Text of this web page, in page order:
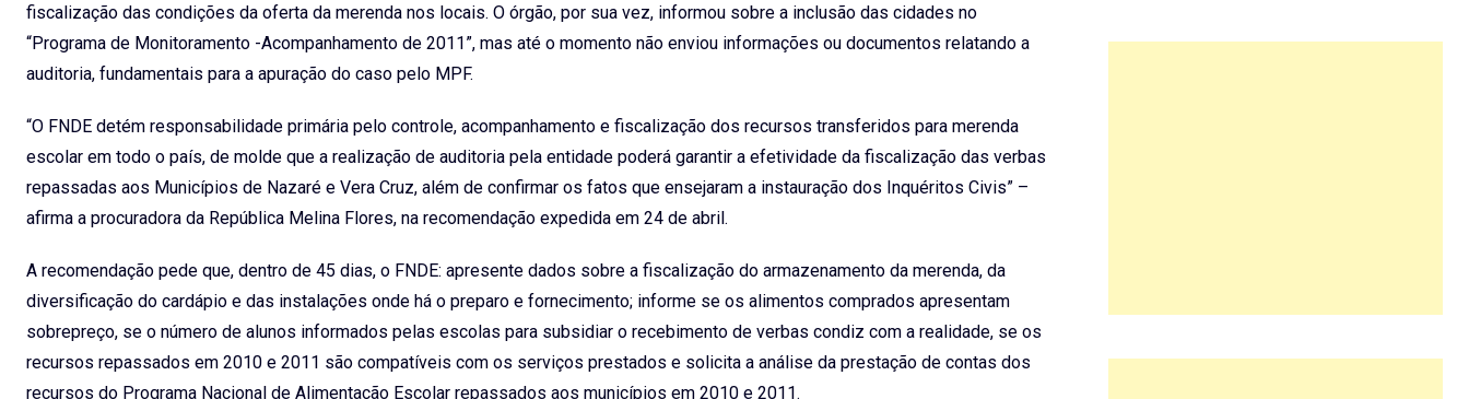
fiscalização das condições da oferta da merenda nos locais. O órgão, por sua vez, informou sobre a inclusão das cidades no
“Programa de Monitoramento -Acompanhamento de 2011”, mas até o momento não enviou informações ou documentos relatando a
auditoria, fundamentais para a apuração do caso pelo MPF.
“O FNDE detém responsabilidade primária pelo controle, acompanhamento e fiscalização dos recursos transferidos para merenda
escolar em todo o país, de molde que a realização de auditoria pela entidade poderá garantir a efetividade da fiscalização das verbas
repassadas aos Municípios de Nazaré e Vera Cruz, além de confirmar os fatos que ensejaram a instauração dos Inquéritos Civis” –
afirma a procuradora da República Melina Flores, na recomendação expedida em 24 de abril.
A recomendação pede que, dentro de 45 dias, o FNDE: apresente dados sobre a fiscalização do armazenamento da merenda, da
diversificação do cardápio e das instalações onde há o preparo e fornecimento; informe se os alimentos comprados apresentam
sobrepreço, se o número de alunos informados pelas escolas para subsidiar o recebimento de verbas condiz com a realidade, se os
recursos repassados em 2010 e 2011 são compatíveis com os serviços prestados e solicita a análise da prestação de contas dos
recursos do Programa Nacional de Alimentação Escolar repassados aos municípios em 2010 e 2011.